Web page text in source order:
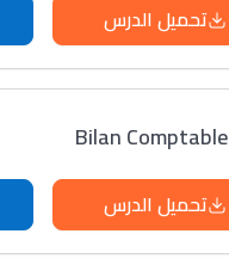
تحميل الدرس
Bilan Comptable
تحميل الدرس